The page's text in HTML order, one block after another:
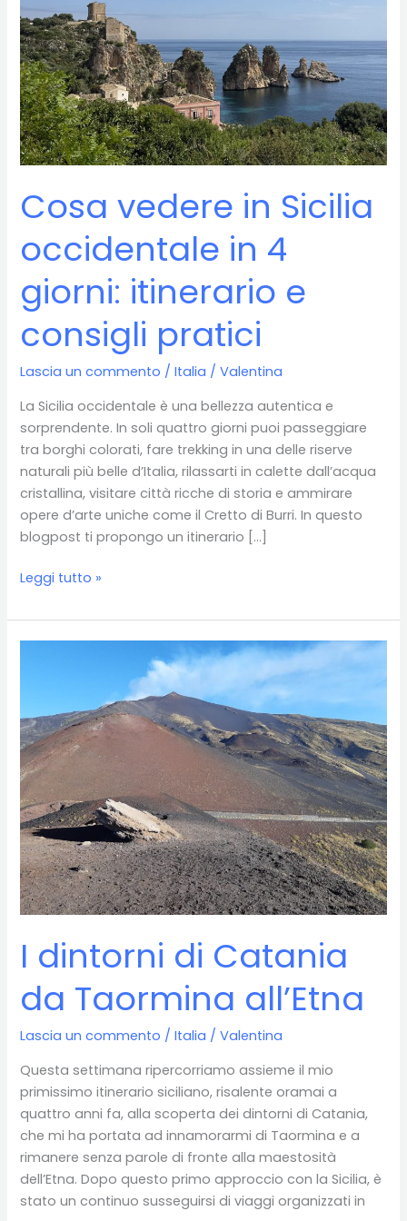
Cosa vedere in Sicilia
occidentale in 4
giorni: itinerario e
consigli pratici
Lascia un commento /Italia /Valentina
La Sicilia occidentale è una bellezza autentica e
sorprendente. In soli quattro giorni puoi passeggiare
tra borghi colorati, fare trekking in una delle riserve
naturali più belle d’Italia, rilassarti in calette dall’acqua
cristallina, visitare città ricche di storia e ammirare
opere d’arte uniche come il Cretto di Burri. In questo
blogpost ti propongo un itinerario […]
Cosa
in
Sicilia
giorni:
itinerario
e
consigli
pratici
Leggi tutto »
I dintorni di Catania
da Taormina all’Etna
Lascia un commento /Italia /Valentina
Questa settimana ripercorriamo assieme il mio
primissimo itinerario siciliano, risalente oramai a
quattro anni fa, alla scoperta dei dintorni di Catania,
che mi ha portata ad innamorarmi di Taormina e a
rimanere senza parole di fronte alla maestosità
dell’Etna. Dopo questo primo approccio con la Sicilia, è
stato un continuo susseguirsi di viaggi organizzati in